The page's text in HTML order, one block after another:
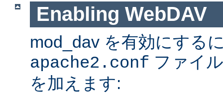
Enabling WebDAV
mod_dav を有効にする
apache2.conf ファイ
を加えます: